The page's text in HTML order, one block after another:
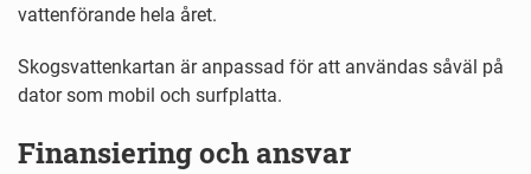
vattenförande hela året.
Skogsvattenkartan är anpassad för att användas såväl på
dator som mobil och surfplatta.
Finansiering och ansvar